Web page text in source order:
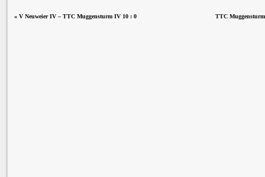
« V Neuweier IV – TTC Muggensturm IV 10 : 0 TTC